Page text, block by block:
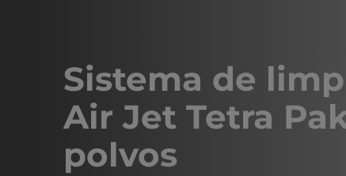
Sistema de
Air Jet Tetra
polvos